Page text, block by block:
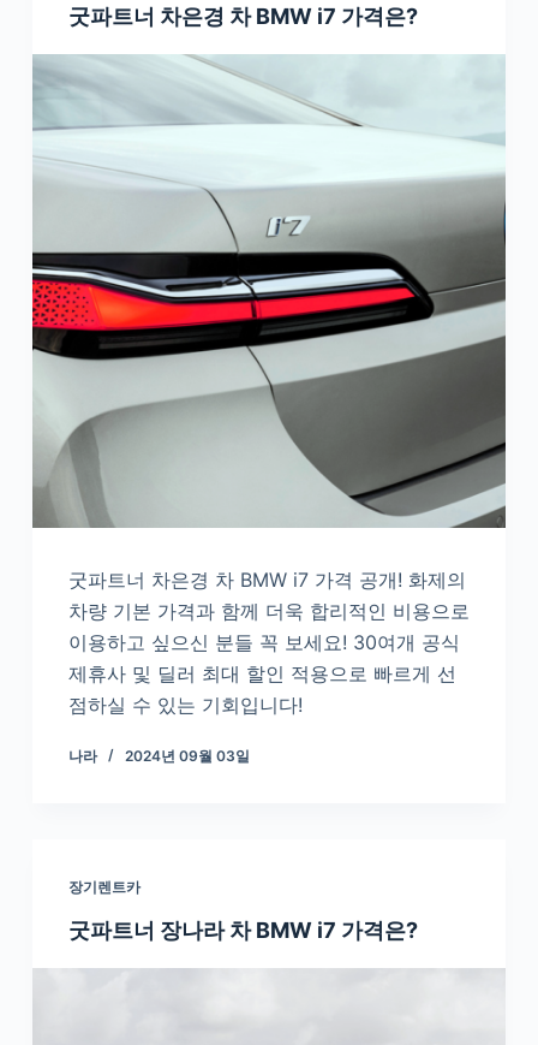
굿파트너 차은경 차 BMW i7 가격은?
굿파트너 차은경 차 BMW i7 가격 공개! 화제의
차량 기본 가격과 함께 더욱 합리적인 비용으로
이용하고 싶으신 분들 꼭 보세요! 30여개 공식
제휴사 및 딜러 최대 할인 적용으로 빠르게 선
점하실 수 있는 기회입니다!
나라 2024년 09월 03일
장기렌트카
굿파트너 장나라 차 BMW i7 가격은?